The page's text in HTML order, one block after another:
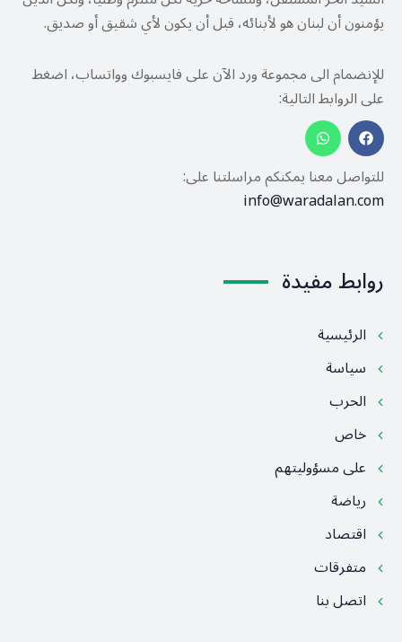
يؤمنون أن لبنان هو لأبنائه، قبل أن يكون لأي شقيق أو صديق.
للإنضمام الى مجموعة ورد الآن على فايسبوك وواتساب، اضغط
على الروابط التالية:
للتواصل معنا يمكنكم مراسلتنا على:
info@waradalan.com
روابط مفيدة
الرئيسية
سياسة
الحرب
خاص
على مسؤوليتهم
رياضة
اقتصاد
متفرقات
اتصل بنا